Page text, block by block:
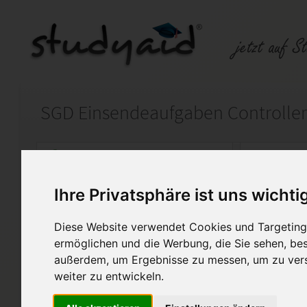
Ihre Privatsphäre ist uns
Diese Website verwendet Cookies und
ermöglichen und die Werbung, die Sie sehen,
außerdem, um Ergebnisse zu messen, um zu
weiter zu entwickeln.
Auf StudyAid.de verkaufen
Startseite Rechnungswesen
Controlling
Lösung der
Plankostenrechnung 2“